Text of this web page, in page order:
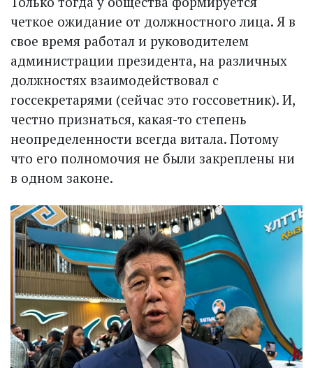
четкое ожидание от должностного лица. Я в
свое время работал и руководителем
администрации президента, на различных
должностях взаимодействовал с
госсекретарями (сейчас это госсоветник). И,
честно признаться, какая-то степень
неопределенности всегда витала. Потому
что его полномочия не были закреплены ни
в одном законе.